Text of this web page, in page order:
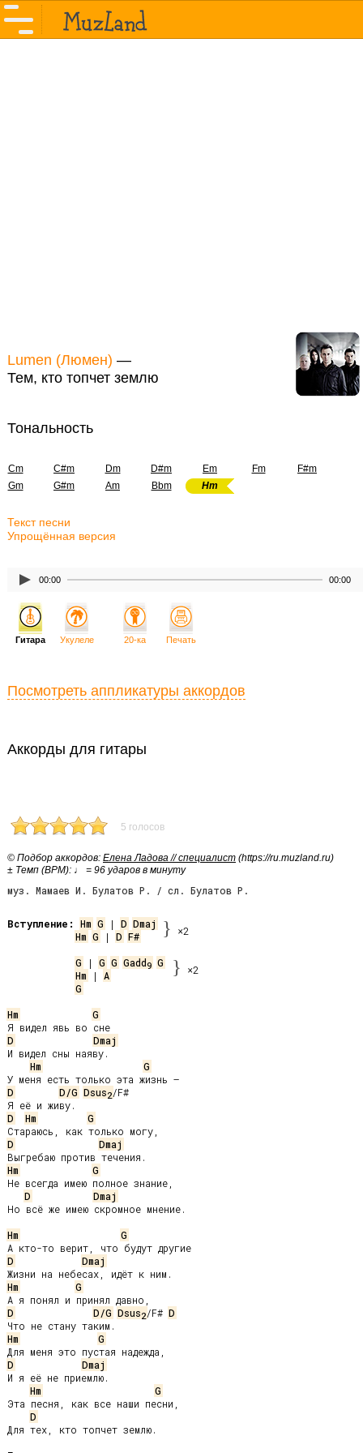
Lumen (Люмен) —
Тем, кто топчет землю
Тональность
Cm C#m Dm D#m Em Fm
F#m
Gm
G#m Am Bbm Hm
Текст песни
Упрощённая версия
00:00 00:00
Аккорды для гитары
5 голосов
© Подбор аккордов: Елена Ладова // специалист (https://ru.muzland.ru)
± Темп (BPM): ♩ = 96 ударов в минуту
муз. Мамаев И. Булатов Р. / сл. Булатов Р.
Вступление: Hm G | D Dmaj
Hm G | D F# } ×2
G | G G Gadd9 G
Hm | A }
×2
G
Hm
G
D
Dmaj
И видел сны наяву.
Hm
G
D
D/G Dsus2/F#
D
Hm
G
D
Dmaj
Hm
G
Не всегда имею полное знание,
D
Dmaj
Но всё же имею скромное мнение.
Hm
G
D
Dmaj
Hm
G
D
D/G Dsus2/F# D
Hm
G
D
Dmaj
И я её не приемлю.
Hm
G
Эта песня, как все наши песни,
D
Для тех, кто топчет землю.
Гитара Укулеле 20-ка Печать
Посмотреть аппликатуры аккордов